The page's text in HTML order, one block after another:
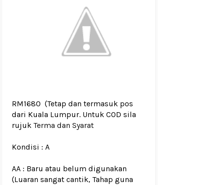
RM1680 (Tetap dan termasuk pos
dari Kuala Lumpur. Untuk COD sila
rujuk Terma dan Syarat
Kondisi : A
AA : Baru atau belum digunakan
(Luaran sangat cantik, Tahap guna